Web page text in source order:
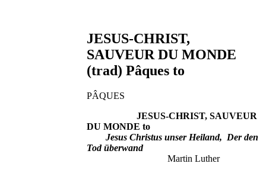
JESUS-CHRIST,
SAUVEUR DU MONDE
(trad) Pâques to
PÂQUES
JESUS-CHRIST, SAUVEUR
DU MONDE to
Jesus Christus unser Heiland, Der den
Tod überwand
Martin Luther